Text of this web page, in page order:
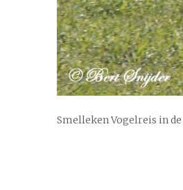
Smelleken Vogelreis in